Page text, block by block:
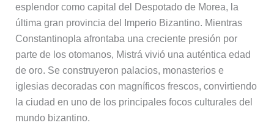
esplendor como capital del Despotado de Morea, la
última gran provincia del Imperio Bizantino. Mientras
Constantinopla afrontaba una creciente presión por
parte de los otomanos, Mistrá vivió una auténtica edad
de oro. Se construyeron palacios, monasterios e
iglesias decoradas con magníficos frescos, convirtiendo
la ciudad en uno de los principales focos culturales del
mundo bizantino.